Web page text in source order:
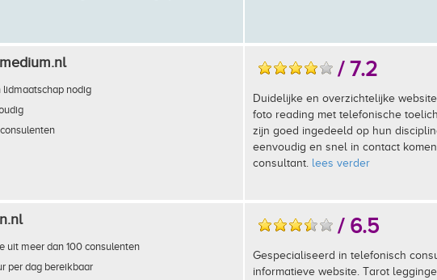
lidmaatschap nodig
/ 7.2
Duidelijke en overzichtelijke
foto reading met telefonische
zijn goed ingedeeld op hun
eenvoudig en snel in contact
consultant. lees verder
uit meer dan 100 consulenten
per dag bereikbaar
/ 6.5
Gespecialiseerd in telefonisch
informatieve website. Tarot